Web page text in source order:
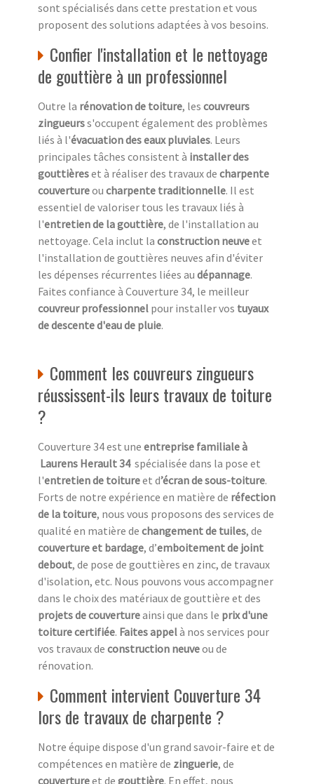
sont spécialisés dans cette prestation et vous
proposent des solutions adaptées à vos besoins.
Confier l'installation et le nettoyage
de gouttière à un professionnel
Outre la rénovation de toiture, les couvreurs
zingueurss'occupent également des problèmes
liés à l'évacuation des eaux pluviales. Leurs
principales tâches consistent à installer des
gouttièreset à réaliser des travaux de charpente
couvertureou charpente traditionnelle. Il est
essentiel de valoriser tous les travaux liés à
l'entretien de la gouttière, de l'installation au
nettoyage. Cela inclut la construction neuveet
l'installation de gouttières neuves afin d'éviter
les dépenses récurrentes liées au dépannage.
Faites confiance à Couverture 34, le meilleur
couvreur professionnel pour installer vos tuyaux
de descente d'eau de pluie.
Comment les couvreurs zingueurs
réussissent-ils leurs travaux de toiture
?
Couverture 34 est une entreprise familiale à
Laurens Herault 34 spécialisée dans la pose et
l'entretien de toitureet d’écran de sous-toiture.
Forts de notre expérience en matière de réfection
de la toiture, nous vous proposons des services de
qualité en matière de changement de tuiles, de
couverture et bardage, d’emboitement de joint
debout, de pose de gouttières en zinc, de travaux
d'isolation, etc. Nous pouvons vous accompagner
dans le choix des matériaux de gouttière et des
projets de couvertureainsi que dans le prix d'une
toiture certifiée. Faites appelà nos services pour
vos travaux de construction neuveou de
rénovation.
Comment intervient Couverture 34
lors de travaux de charpente ?
Notre équipe dispose d'un grand savoir-faire et de
compétences en matière de zinguerie, de
couvertureet de gouttière. En effet, nous